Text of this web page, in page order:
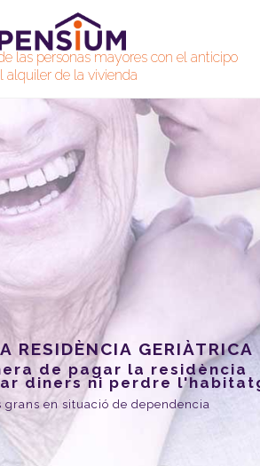
las personas mayores con el anticipo
alquiler de la vivienda
RESIDÈNCIA GERIÀTRICA
de pagar la residència
diners ni perdre
grans en situació de dependencia